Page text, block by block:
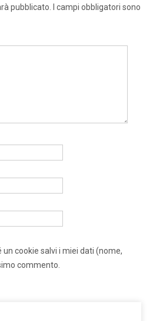
pubblicato.
I campi obbligatori sono
un cookie salvi i miei dati (nome,
commento.